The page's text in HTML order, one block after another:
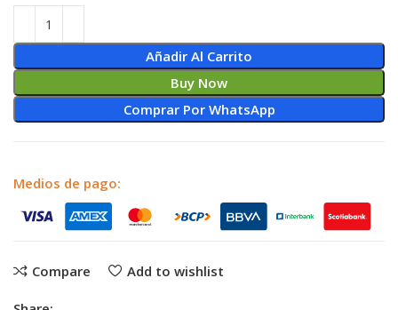
Añadir Al Carrito
Buy Now
Comprar Por WhatsApp
Medios de pago:
Compare Add to wishlist